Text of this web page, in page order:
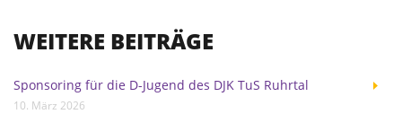
WEITERE BEITRÄGE
Sponsoring für die D-Jugend des DJK TuS Ruhrtal
10. März 2026